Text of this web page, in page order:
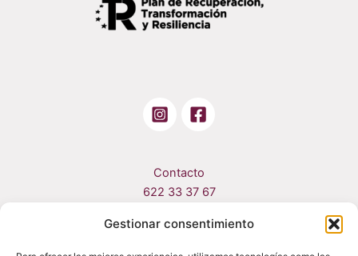
Gestionar consentimiento
Contacto
622 33 37 67